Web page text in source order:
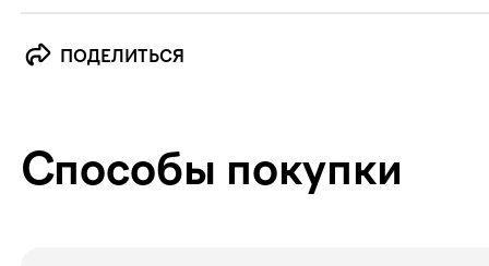
ПОДЕЛИТЬСЯ
Способы покупки